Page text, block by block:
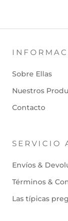
Sobre Ellas
Nuestros
Contacto
SERVICIO
Envíos &
Términos &
Las típicas